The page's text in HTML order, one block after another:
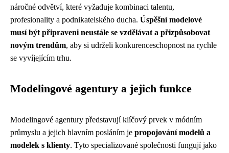
náročné odvětví, které vyžaduje kombinaci talentu,
profesionality a podnikatelského ducha. Úspěšní modelové
musí být připraveni neustále se vzdělávat a přizpůsobovat
novým trendům, aby si udrželi konkurenceschopnost na rychle
se vyvíjejícím trhu.
Modelingové agentury a jejich funkce
Modelingové agentury představují klíčový prvek v módním
průmyslu a jejich hlavním posláním je propojování modelů a
modelek s klienty. Tyto specializované společnosti fungují jako